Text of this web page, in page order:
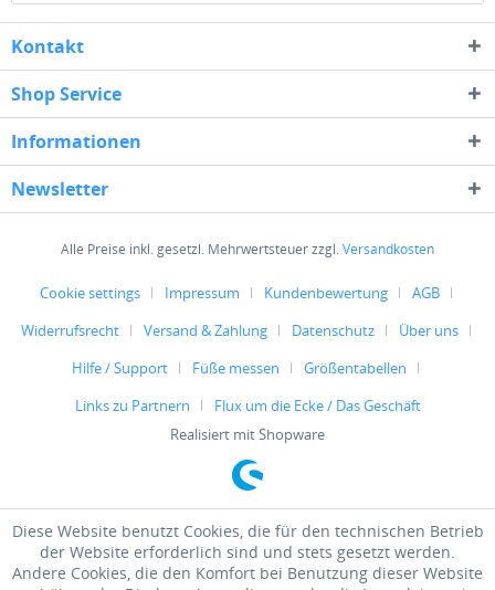
Kontakt
Shop Service
Informationen
Newsletter
Alle Preise inkl. gesetzl. Mehrwertsteuer zzgl.Versandkosten
Cookie settings Impressum Kundenbewertung
AGB
Widerrufsrecht
Versand & Zahlung Datenschutz
Über uns
Hilfe / Support
Füße messen
Größentabellen
Links zu Partnern
Flux um die Ecke / Das Geschäft
Realisiert mit Shopware
Diese Website benutzt Cookies, die für den technischen Betrieb
der Website erforderlich sind und stets gesetzt werden.
Andere Cookies, die den Komfort bei Benutzung dieser Website